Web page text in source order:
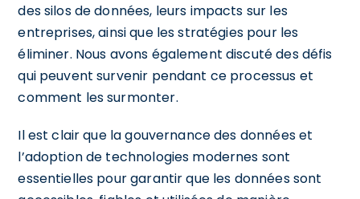
des silos de données, leurs impacts sur les
entreprises, ainsi que les stratégies pour les
éliminer. Nous avons également discuté des défis
qui peuvent survenir pendant ce processus et
comment les surmonter.
Il est clair que la gouvernance des données et
l’adoption de technologies modernes sont
essentielles pour garantir que les données sont